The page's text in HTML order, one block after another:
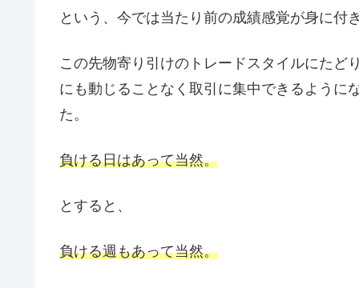
という、今では当たり前の成績感覚が身に付
この先物寄り引けのトレードスタイルにたど
にも動じることなく取引に集中できるように
た。
負ける日はあって当然。
とすると、
負ける週もあって当然。